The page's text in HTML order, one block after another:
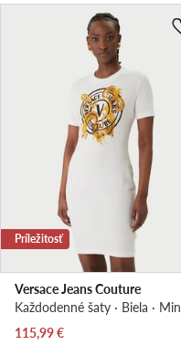
Príležitosť
Versace Jeans Couture
Každodenné šaty · Biela ·
Aktuálna cena
115,99€